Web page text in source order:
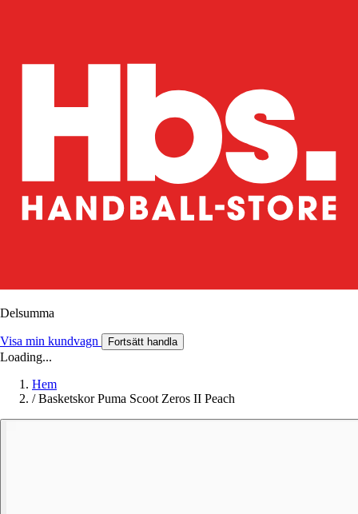
Delsumma
Visa min kundvagn Fortsätt handla
Loading...
Hem
/ Basketskor Puma Scoot Zeros II Peach